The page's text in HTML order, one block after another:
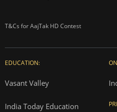
T&Cs for AajTak HD Contest
EDUCATION:
Vasant Valley
India Today Education